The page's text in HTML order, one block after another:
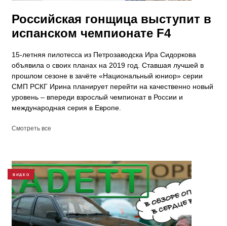
Российская гонщица выступит в
испанском чемпионате F4
15-летняя пилотесса из Петрозаводска Ира Сидоркова
объявила о своих планах на 2019 год. Ставшая лучшей в
прошлом сезоне в зачёте «Национальный юниор» серии
СМП РСКГ Ирина планирует перейти на качественно новый
уровень – впереди взрослый чемпионат в России и
международная серия в Европе.
Смотреть все
ВИДЕО